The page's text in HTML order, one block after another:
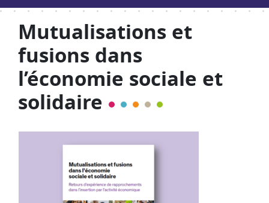
Mutualisations et
fusions dans
l’économie sociale et
solidaire